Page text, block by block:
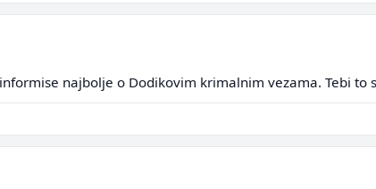
najbolje o Dodikovim krimalnim vezama. Tebi to